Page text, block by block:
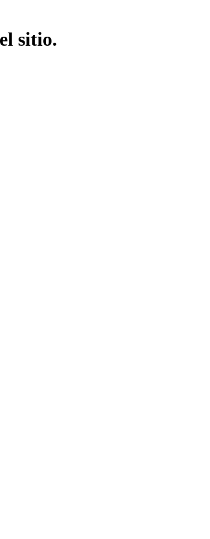
sitio.